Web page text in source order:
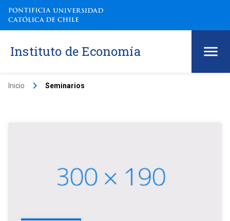
Instituto de Economía
Inicio keyboard_arrow_right Seminarios